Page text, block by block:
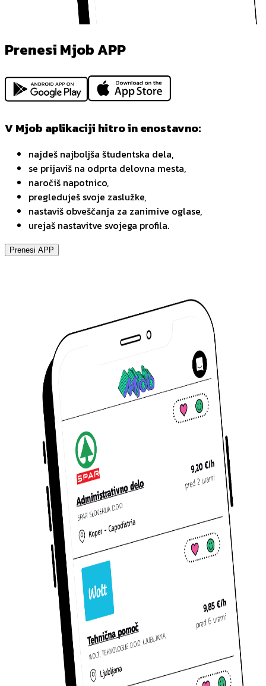
Prenesi Mjob APP
V Mjob aplikaciji hitro in enostavno:
najdeš najboljša študentska dela,
se prijaviš na odprta delovna mesta,
naročiš napotnico,
pregleduješ svoje zaslužke,
nastaviš obveščanja za zanimive oglase,
urejaš nastavitve svojega profila.
Prenesi APP